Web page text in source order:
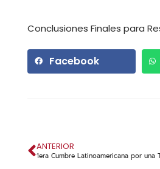
Conclusiones Finales para
Facebook
ANTERIOR
1era Cumbre Latinoamericana por una